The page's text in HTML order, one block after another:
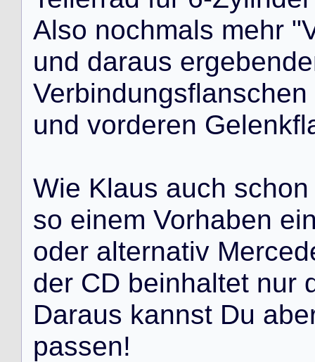
Also nochmals mehr "
und daraus ergebende
Verbindungsflanschen
und vorderen Gelenkfl
Wie Klaus auch schon
so einem Vorhaben ei
oder alternativ Merced
der CD beinhaltet nur
Daraus kannst Du abe
passen!